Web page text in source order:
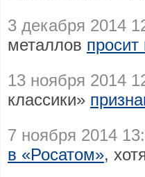
3 декабря 2014
металлов просит
13 ноября 2014
классики»
7 ноября 2014
в «Росатом»,